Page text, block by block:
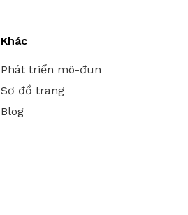
Khác
Phát triển mô-đun
Sơ đồ trang
Blog